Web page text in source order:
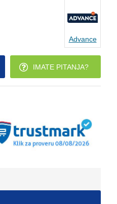
Advance
IMATE PITANJA?